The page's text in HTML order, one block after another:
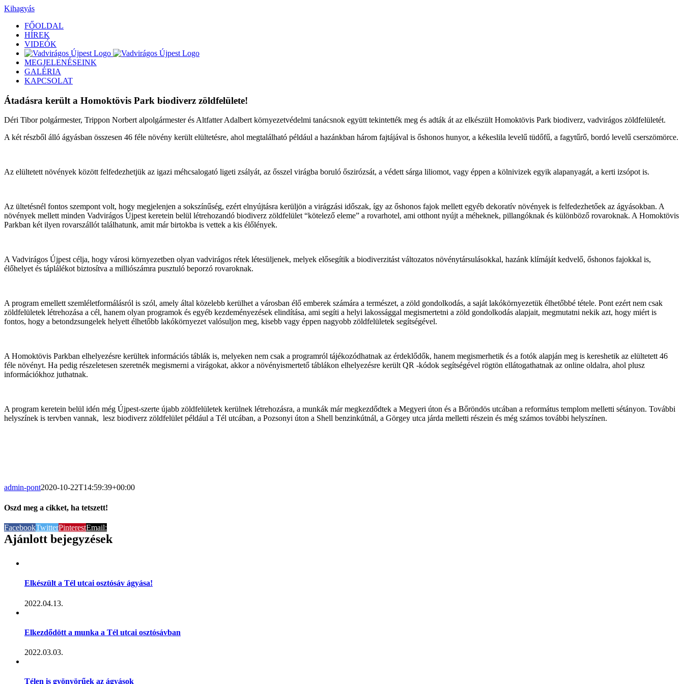
Kihagyás
FŐOLDAL
HÍREK
VIDEÓK
MEGJELENÉSEINK
GALÉRIA
KAPCSOLAT
Átadásra került a Homoktövis Park biodiverz zöldfelülete!
Déri Tibor polgármester, Trippon Norbert alpolgármester és Altfatter Adalbert környezetvédelmi tanácsnok együtt tekintették meg és adták át az elkészült Homoktövis Park biodiverz, vadvirágos zöldfelületét.
A két részből álló ágyásban összesen 46 féle növény került elültetésre, ahol megtalálható például a hazánkban három fajtájával is őshonos hunyor, a kékeslila levelű tüdőfű, a fagytűrő, bordó levelű cserszömörce.
Az elültetett növények között felfedezhetjük az igazi méhcsalogató ligeti zsályát, az ősszel virágba boruló őszirózsát, a védett sárga liliomot, vagy éppen a kölnivizek egyik alapanyagát, a kerti izsópot is.
Az ültetésnél fontos szempont volt, hogy megjelenjen a sokszínűség, ezért elnyújtásra kerüljön a virágzási időszak, így az őshonos fajok mellett egyéb dekoratív növények is felfedezhetőek az ágyásokban. A
növények mellett minden Vadvirágos Újpest keretein belül létrehozandó biodiverz zöldfelület “kötelező eleme” a rovarhotel, ami otthont nyújt a méheknek, pillangóknak és különböző rovaroknak. A Homoktövis
Parkban két ilyen rovarszállót találhatunk, amit már birtokba is vettek a kis élőlények.
A Vadvirágos Újpest célja, hogy városi környezetben olyan vadvirágos rétek létesüljenek, melyek elősegítik a biodiverzitást változatos növénytársulásokkal, hazánk klímáját kedvelő, őshonos fajokkal is,
élőhelyet és táplálékot biztosítva a milliószámra pusztuló beporzó rovaroknak.
A program emellett szemléletformálásról is szól, amely által közelebb kerülhet a városban élő emberek számára a természet, a zöld gondolkodás, a saját lakókörnyezetük élhetőbbé tétele. Pont ezért nem csak
zöldfelületek létrehozása a cél, hanem olyan programok és egyéb kezdeményezések elindítása, ami segíti a helyi lakossággal megismertetni a zöld gondolkodás alapjait, megmutatni nekik azt, hogy miért is
fontos, hogy a betondzsungelek helyett élhetőbb lakókörnyezet valósuljon meg, kisebb vagy éppen nagyobb zöldfelületek segítségével.
A Homoktövis Parkban elhelyezésre kerültek információs táblák is, melyeken nem csak a programról tájékozódhatnak az érdeklődők, hanem megismerhetik és a fotók alapján meg is kereshetik az elültetett 46
féle növényt. Ha pedig részeletesen szeretnék megismerni a virágokat, akkor a növényismertető táblákon elhelyezésre került QR -kódok segítségével rögtön ellátogathatnak az online oldalra, ahol plusz
információkhoz juthatnak.
A program keretein belül idén még Újpest-szerte újabb zöldfelületek kerülnek létrehozásra, a munkák már megkezdődtek a Megyeri úton és a Bőröndös utcában a református templom melletti sétányon. További
helyszínek is tervben vannak, lesz biodiverz zöldfelület például a Tél utcában, a Pozsonyi úton a Shell benzinkútnál, a Görgey utca járda melletti részein és még számos további helyszínen.
admin-pont2020-10-22T14:59:39+00:00
Oszd meg a cikket, ha tetszett!
FacebookTwitterPinterestEmail:
Ajánlott bejegyzések
Elkészült a Tél utcai osztósáv ágyása!
2022.04.13.
Elkezdődött a munka a Tél utcai osztósávban
2022.03.03.
Télen is gyönyörűek az ágyások